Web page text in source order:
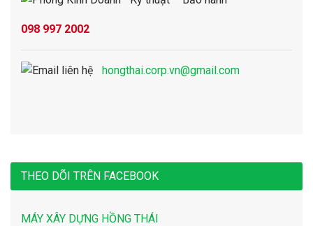
098 997 2002
hongthai.corp.vn@gmail.com
THEO DÕI TRÊN FACEBOOK
MÁY XÂY DỰNG HỒNG THÁI